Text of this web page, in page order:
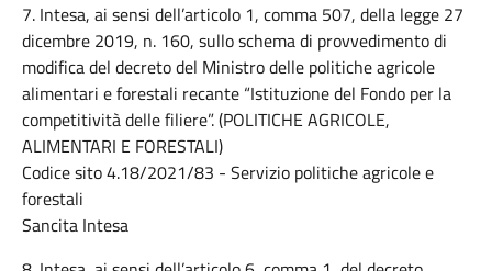
7. Intesa, ai sensi dell’articolo 1, comma 507, della legge 27
dicembre 2019, n. 160, sullo schema di provvedimento di
modifica del decreto del Ministro delle politiche agricole
alimentari e forestali recante “Istituzione del Fondo per la
competitività delle filiere”. (POLITICHE AGRICOLE,
ALIMENTARI E FORESTALI)
Codice sito 4.18/2021/83 - Servizio politiche agricole e
forestali
Sancita Intesa